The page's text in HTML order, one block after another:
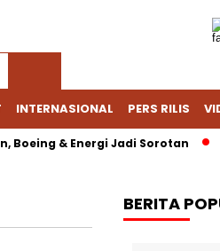
INTERNASIONAL PERS RILIS
& Energi Jadi Sorotan
BERITA